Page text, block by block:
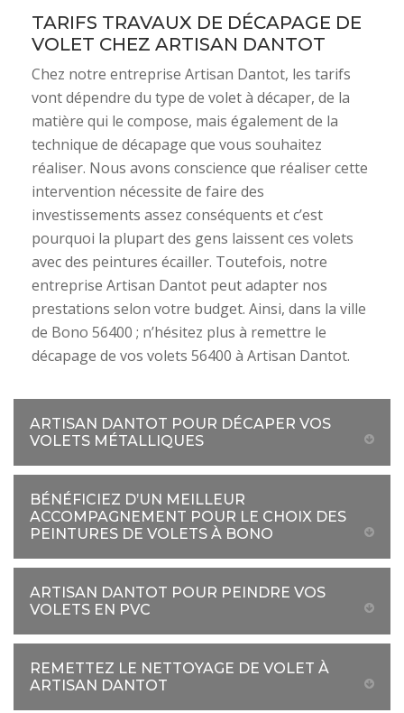
TARIFS TRAVAUX DE DÉCAPAGE DE
VOLET CHEZ ARTISAN DANTOT
Chez notre entreprise Artisan Dantot, les tarifs
vont dépendre du type de volet à décaper, de la
matière qui le compose, mais également de la
technique de décapage que vous souhaitez
réaliser. Nous avons conscience que réaliser cette
intervention nécessite de faire des
investissements assez conséquents et c’est
pourquoi la plupart des gens laissent ces volets
avec des peintures écailler. Toutefois, notre
entreprise Artisan Dantot peut adapter nos
prestations selon votre budget. Ainsi, dans la ville
de Bono 56400 ; n’hésitez plus à remettre le
décapage de vos volets 56400 à Artisan Dantot.
ARTISAN DANTOT POUR DÉCAPER VOS
VOLETS MÉTALLIQUES
BÉNÉFICIEZ D’UN MEILLEUR
ACCOMPAGNEMENT POUR LE CHOIX DES
PEINTURES DE VOLETS À BONO
ARTISAN DANTOT POUR PEINDRE VOS
VOLETS EN PVC
REMETTEZ LE NETTOYAGE DE VOLET À
ARTISAN DANTOT